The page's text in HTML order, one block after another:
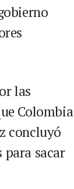
las
Colombia
concluyó
para sacar